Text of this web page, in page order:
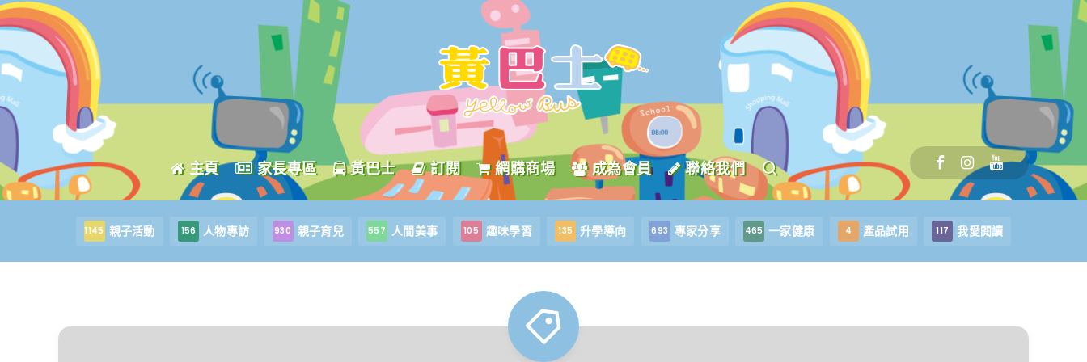
主頁 家長專區 黃巴士 訂閱 網購商場 成為會員 聯絡我們
1145 親子活動 156 人物專訪 930 親子育兒 557 人間美事 105 趣味學習 135 升學導向 693 專家分享 465 一家健康 4 產品試用 117 我愛閱讀